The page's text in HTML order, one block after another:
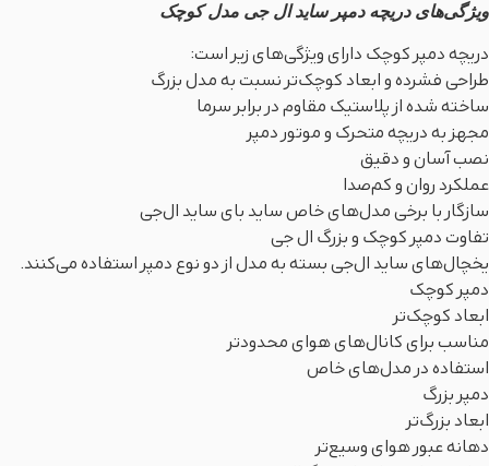
ویژگی‌های دریچه دمپر ساید ال جی مدل کوچک
دریچه دمپر کوچک دارای ویژگی‌های زیر است:
طراحی فشرده و ابعاد کوچک‌تر نسبت به مدل بزرگ
ساخته شده از پلاستیک مقاوم در برابر سرما
مجهز به دریچه متحرک و موتور دمپر
نصب آسان و دقیق
عملکرد روان و کم‌صدا
سازگار با برخی مدل‌های خاص ساید بای ساید ال‌جی
تفاوت دمپر کوچک و بزرگ ال جی
یخچال‌های ساید ال‌جی بسته به مدل از دو نوع دمپر استفاده می‌کنند.
دمپر کوچک
ابعاد کوچک‌تر
مناسب برای کانال‌های هوای محدودتر
استفاده در مدل‌های خاص
دمپر بزرگ
ابعاد بزرگ‌تر
دهانه عبور هوای وسیع‌تر